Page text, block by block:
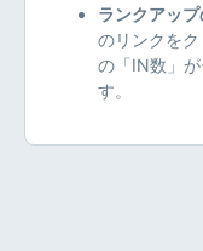
ランクアップ
のリンクを
の「IN数」
す。